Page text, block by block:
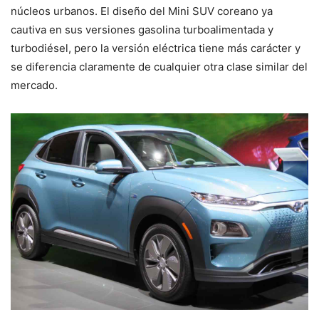
núcleos urbanos. El diseño del Mini SUV coreano ya
cautiva en sus versiones gasolina turboalimentada y
turbodiésel, pero la versión eléctrica tiene más carácter y
se diferencia claramente de cualquier otra clase similar del
mercado.